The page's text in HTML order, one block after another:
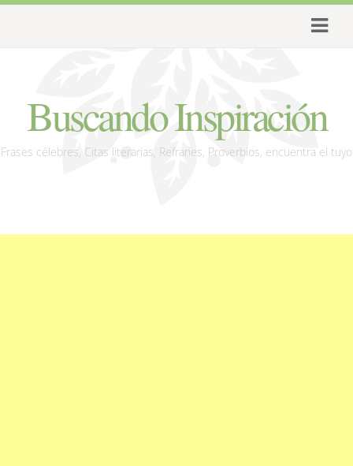
Buscando Inspiración
Frases célebres, Citas literarias, Refranes, Proverbios, encuentra el tuyo